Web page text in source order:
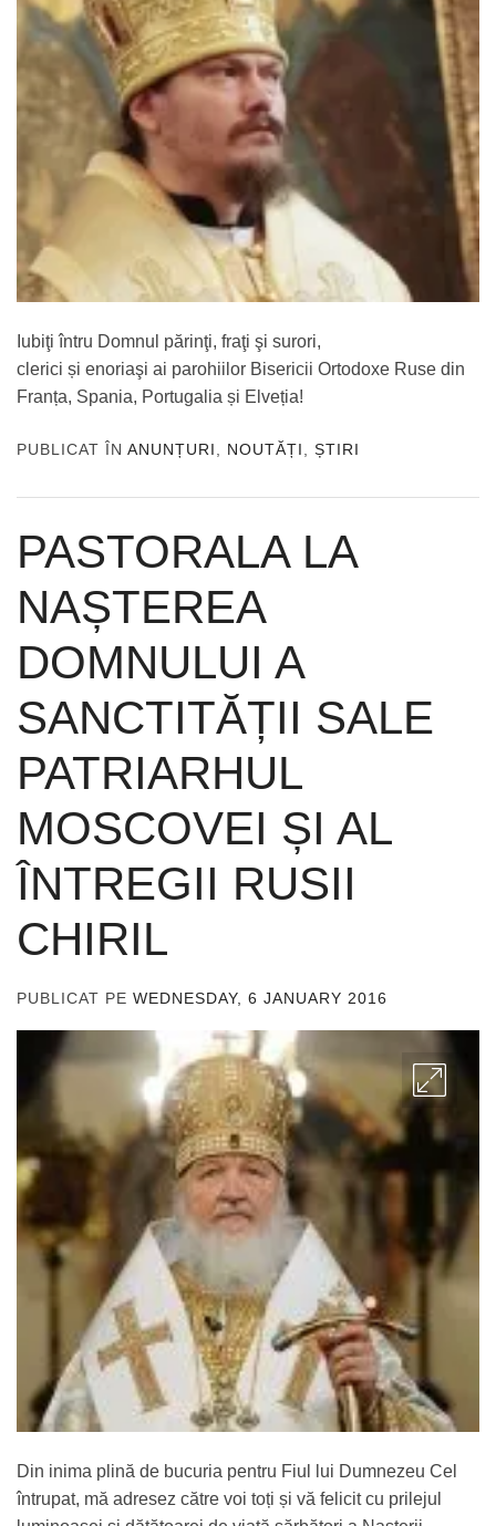
Iubiţi întru Domnul părinţi, fraţi şi surori,
clerici și enoriaşi ai parohiilor Bisericii Ortodoxe Ruse din
Franța, Spania, Portugalia și Elveția!
PUBLICAT ÎN ANUNȚURI NOUTĂȚI ȘTIRI
PASTORALA LA
NAȘTEREA
DOMNULUI A
SANCTITĂȚII SALE
PATRIARHUL
MOSCOVEI ȘI AL
ÎNTREGII RUSII
CHIRIL
PUBLICAT PE WEDNESDAY, 6 JANUARY 2016
Din inima plină de bucuria pentru Fiul lui Dumnezeu Cel
întrupat, mă adresez către voi toți și vă felicit cu prilejul